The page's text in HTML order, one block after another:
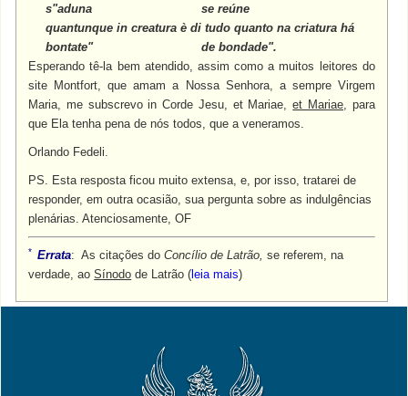
s"aduna
se reúne
quantunque in creatura è di
bontate"
tudo quanto na criatura há
de bondade".
Esperando tê-la bem atendido, assim como a muitos leitores do
site Montfort, que amam a Nossa Senhora, a sempre Virgem
Maria, me subscrevo in Corde Jesu, et Mariae,et Mariae , para
que Ela tenha pena de nós todos, que a veneramos.
Orlando Fedeli.
PS. Esta resposta ficou muito extensa, e, por isso, tratarei de
responder, em outra ocasião, sua pergunta sobre as indulgências
plenárias. Atenciosamente, OF
* Errata: As citações doConcílio de Latrão,se referem, na
verdade, aoSínodo de Latrão (leia mais)